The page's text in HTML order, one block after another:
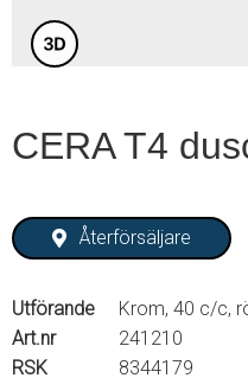
CERA T4
Återförsäljare
Utförande
Krom, 40 c/c,
Art.nr
241210
RSK
8344179